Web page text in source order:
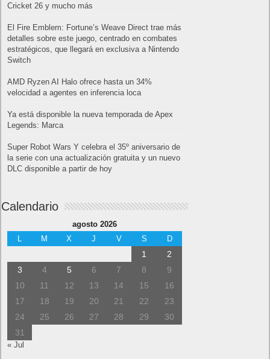
Cricket 26 y mucho más
El Fire Emblem: Fortune’s Weave Direct trae más
detalles sobre este juego, centrado en combates
estratégicos, que llegará en exclusiva a Nintendo
Switch
AMD Ryzen AI Halo ofrece hasta un 34%
velocidad a agentes en inferencia loca
Ya está disponible la nueva temporada de Apex
Legends: Marca
Super Robot Wars Y celebra el 35º aniversario de
la serie con una actualización gratuita y un nuevo
DLC disponible a partir de hoy
Calendario
agosto 2026
L
M X J V S D
1
2
3
4 5 6 7 8
9
10
11 12 13 14 15
16
17
18 19 20 21 22
23
24
25 26 27 28 29
30
31
« Jul